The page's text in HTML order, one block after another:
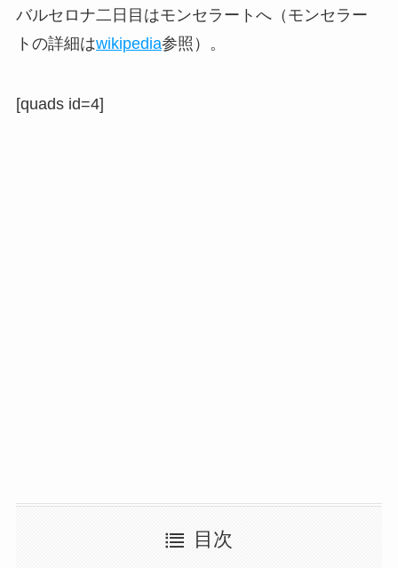
バルセロナ二日目はモンセラートへ（モンセラー
トの詳細はwikipedia参照）。
[quads id=4]
目次